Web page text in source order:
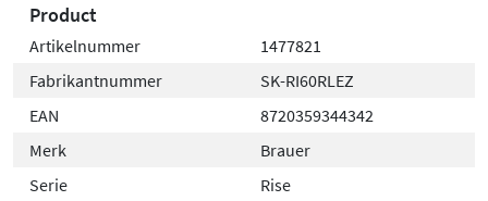
Product
Artikelnummer
1477821
Fabrikantnummer
SK-RI60RLEZ
EAN
8720359344342
Merk
Brauer
Serie
Rise